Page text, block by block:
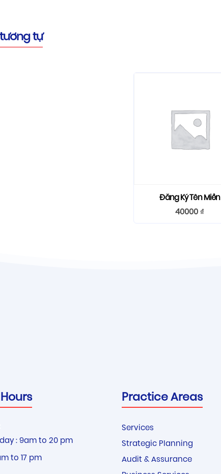
tự
Đăng Ký Tên Miền
40000 ₫
: 9am to 20 pm
to 17 pm
Practice Areas
Services
Strategic Planning
Audit & Assurance